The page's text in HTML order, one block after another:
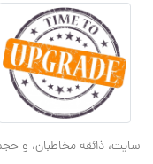
سايت، ذائقه مخاطبان، و